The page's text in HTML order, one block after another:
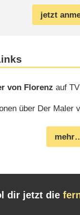
jetzt
von Florenz auf
über Der Maler
dir jetzt die